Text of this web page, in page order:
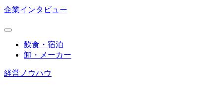
企業インタビュー
飲食・宿泊
卸・メーカー
経営ノウハウ